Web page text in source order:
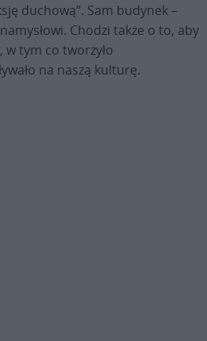
duchową”. Sam budynek –
Chodzi także o to, aby
w tym co tworzyło
na naszą kulturę.